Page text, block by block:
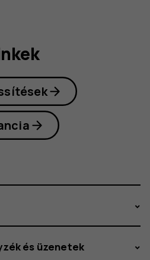
és üzenetek